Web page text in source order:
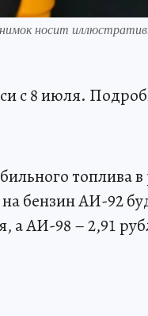
носит
с 8 июля.
топлива в
бензин АИ-92
а АИ-98 – 2,91